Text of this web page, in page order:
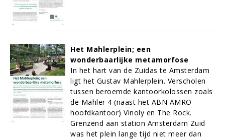
Het Mahlerplein; een
wonderbaarlijke metamorfose
In het hart van de Zuidas te Amsterdam
ligt het Gustav Mahlerplein. Verscholen
tussen beroemde kantoorkolossen zoals
de Mahler 4 (naast het ABN AMRO
hoofdkantoor) Vinoly en The Rock.
Grenzend aan station Amsterdam Zuid
was het plein lange tijd niet meer dan